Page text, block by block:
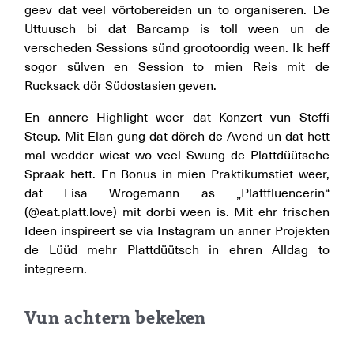
geev dat veel vörtobereiden un to organiseren. De
Uttuusch bi dat Barcamp is toll ween un de
verscheden Sessions sünd grootoordig ween. Ik heff
sogor sülven en Session to mien Reis mit de
Rucksack dör Südostasien geven.
En annere Highlight weer dat Konzert vun Steffi
Steup. Mit Elan gung dat dörch de Avend un dat hett
mal wedder wiest wo veel Swung de Plattdüütsche
Spraak hett. En Bonus in mien Praktikumstiet weer,
dat Lisa Wrogemann as „Plattfluencerin“
(@eat.platt.love) mit dorbi ween is. Mit ehr frischen
Ideen inspireert se via Instagram un anner Projekten
de Lüüd mehr Plattdüütsch in ehren Alldag to
integreern.
Vun achtern bekeken